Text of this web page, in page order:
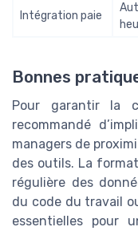
Intégration paie
Bonnes
Pour garantir la
recommandé
managers de
des outils. La
régulière des
du code du travail
essentielles pour